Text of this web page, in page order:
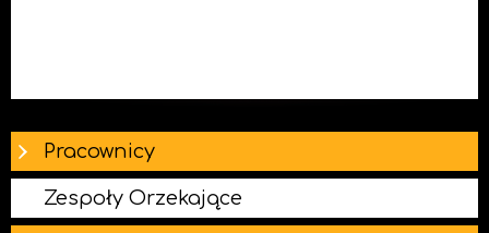
Pracownicy
Zespoły Orzekające